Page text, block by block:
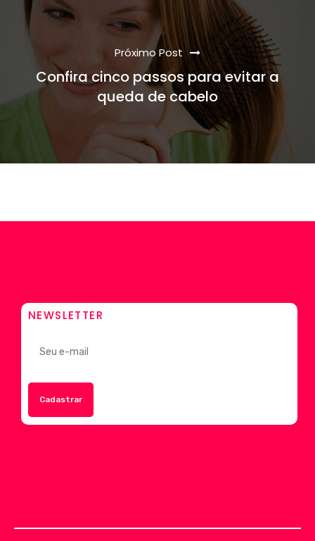
Próximo Post
Confira cinco passos para evitar a
queda de cabelo
NEWSLETTER